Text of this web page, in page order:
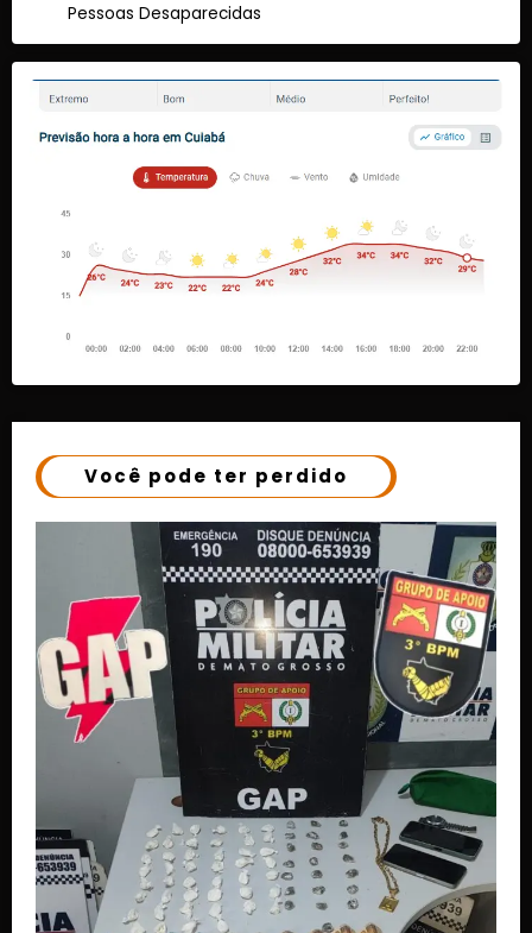
Pessoas Desaparecidas
Você pode ter perdido
LATAM anuncia novos voos em Mato Grosso e
amplia conexões a partir de Cuiabá e
Rondonópolis